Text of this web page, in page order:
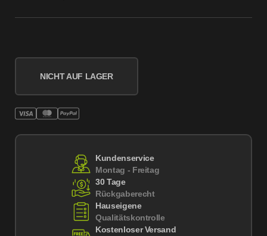
NICHT AUF LAGER
Kundenservice
Montag - Freitag
30 Tage
Rückgaberecht
Hauseigene
Qualitätskontrolle
Kostenloser Versand